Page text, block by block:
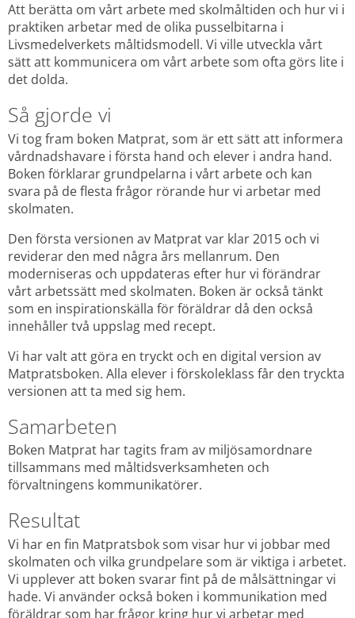
Att berätta om vårt arbete med skolmåltiden och hur vi i
praktiken arbetar med de olika pusselbitarna i
Livsmedelverkets måltidsmodell. Vi ville utveckla vårt
sätt att kommunicera om vårt arbete som ofta görs lite i
det dolda.
Så gjorde vi
Vi tog fram boken Matprat, som är ett sätt att informera
vårdnadshavare i första hand och elever i andra hand.
Boken förklarar grundpelarna i vårt arbete och kan
svara på de flesta frågor rörande hur vi arbetar med
skolmaten.
Den första versionen av Matprat var klar 2015 och vi
reviderar den med några års mellanrum. Den
moderniseras och uppdateras efter hur vi förändrar
vårt arbetssätt med skolmaten. Boken är också tänkt
som en inspirationskälla för föräldrar då den också
innehåller två uppslag med recept.
Vi har valt att göra en tryckt och en digital version av
Matpratsboken. Alla elever i förskoleklass får den tryckta
versionen att ta med sig hem.
Samarbeten
Boken Matprat har tagits fram av miljösamordnare
tillsammans med måltidsverksamheten och
förvaltningens kommunikatörer.
Resultat
Vi har en fin Matpratsbok som visar hur vi jobbar med
skolmaten och vilka grundpelare som är viktiga i arbetet.
Vi upplever att boken svarar fint på de målsättningar vi
hade. Vi använder också boken i kommunikation med
föräldrar som har frågor kring hur vi arbetar med